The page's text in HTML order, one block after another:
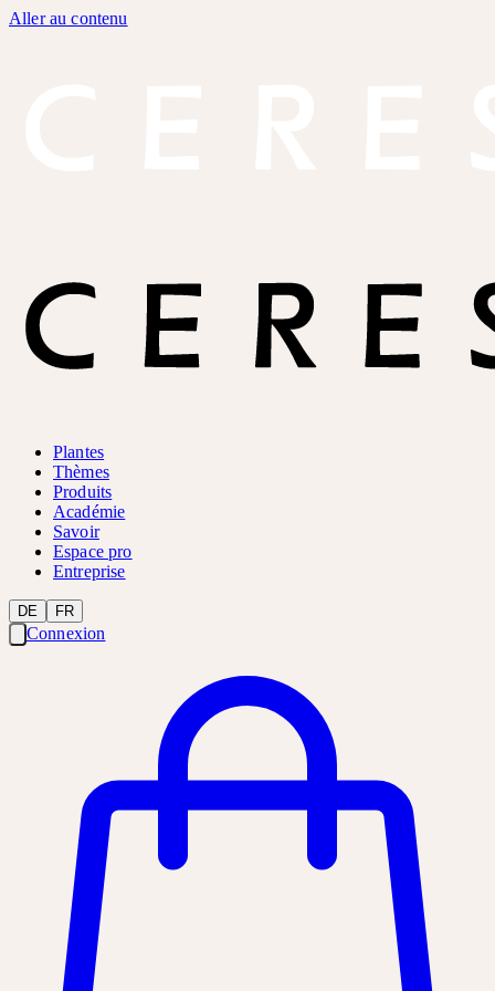
Aller au contenu
Plantes
Thèmes
Produits
Académie
Savoir
Espace pro
Entreprise
DE FR
Connexion